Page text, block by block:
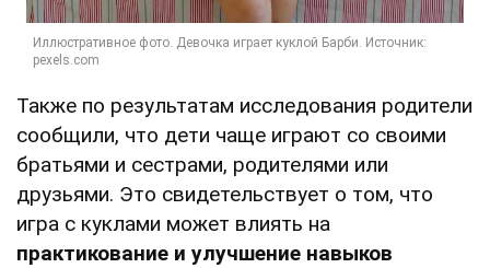
Также по результатам исследования родители
сообщили, что дети чаще играют со своими
братьями и сестрами, родителями или
друзьями. Это свидетельствует о том, что
игра с куклами может влиять на
практикование и улучшение навыков